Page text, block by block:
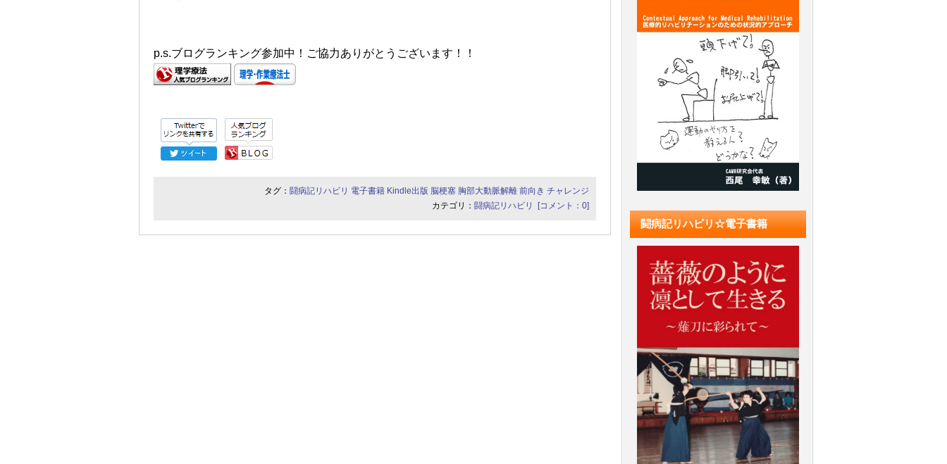
p.s.ブログランキング参加中！ご協力ありがとうございます！！
タグ： 闘病記リハビリ 電子書籍 Kindle出版 脳梗塞 胸部大動脈解離 前向き チャレンジ
カテゴリ： 闘病記リハビリ [コメント：0]
闘病記リハビリ☆電子書籍